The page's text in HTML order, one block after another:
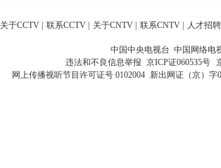
关于CCTV 联系CCTV 关于CNTV 联系CNTV 人才招聘
中国中央电视台 中国网络电
违法和不良信息举报 京ICP证060535号
网上传播视听节目许可证号 0102004 新出网证（京）